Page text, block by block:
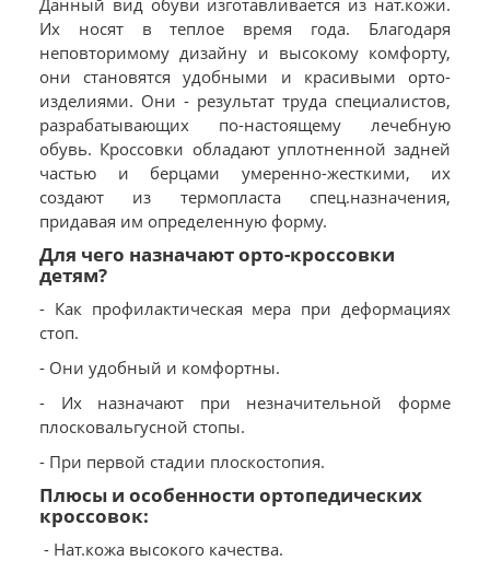
Данный вид обуви изготавливается из нат.кожи.
Их носят в теплое время года. Благодаря
неповторимому дизайну и высокому комфорту,
они становятся удобными и красивыми орто-
изделиями. Они - результат труда специалистов,
разрабатывающих по-настоящему лечебную
обувь. Кроссовки обладают уплотненной задней
частью и берцами умеренно-жесткими, их
создают из термопласта спец.назначения,
придавая им определенную форму.
Для чего назначают орто-кроссовки
детям?
- Как профилактическая мера при деформациях
стоп.
- Они удобный и комфортны.
- Их назначают при незначительной форме
плосковальгусной стопы.
- При первой стадии плоскостопия.
Плюсы и особенности ортопедических
кроссовок:
- Нат.кожа высокого качества.